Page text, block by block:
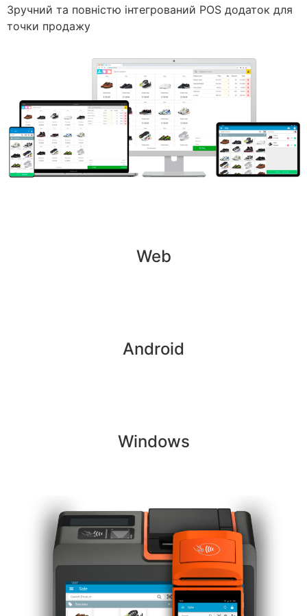
Зручний та повністю інтегрований POS додаток для
точки продажу
Web
Android
Windows